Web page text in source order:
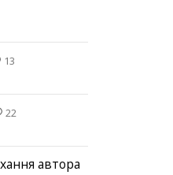
13
22
автора